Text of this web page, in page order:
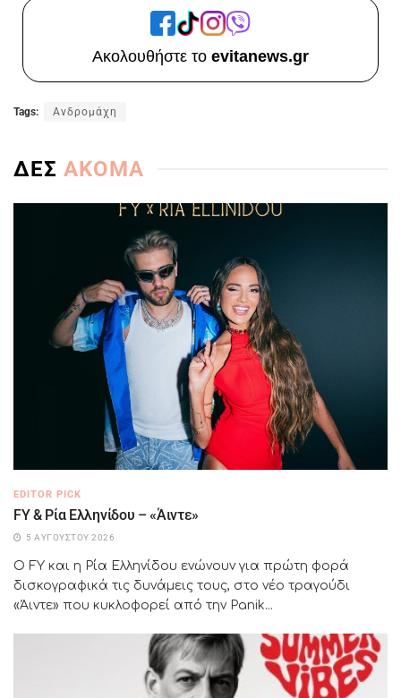
Ακολουθήστε το evitanews.gr
Tags: Ανδρομάχη
ΔΕΣ ΑΚΟΜΑ
EDITOR PICK
FY & Ρία Ελληνίδου – «Άιντε»
5 ΑΥΓΟΎΣΤΟΥ 2026
Ο FY και η Ρία Ελληνίδου ενώνουν για πρώτη φορά
δισκογραφικά τις δυνάμεις τους, στο νέο τραγούδι
«Άιντε» που κυκλοφορεί από την Panik...